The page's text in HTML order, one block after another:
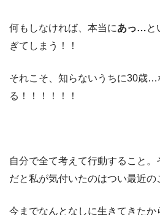
何もしなければ、本当にあっ…と
ぎてしまう！！
それこそ、知らないうちに30歳…
る！！！！！！
自分で全て考えて行動すること
だと私が気付いたのはつい最近
今までなんとなしに生きてきた